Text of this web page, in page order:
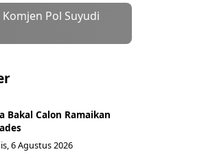
Komjen Pol Suyudi
Bakal Calon Ramaikan
6 Agustus 2026